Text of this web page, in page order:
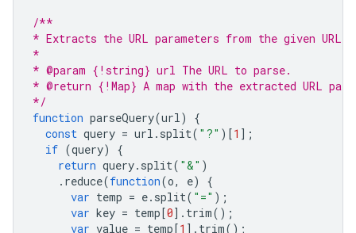
/**
* Extracts the URL parameters from the given URL.
*
* @param {!string} url The URL to parse.
* @return {!Map} A map with the extracted URL
*/
function parseQuery(url)
{
const query = url . split( "?" )[1 ];
if (query)
{
return query. split( "&" )
. reduce(function(o, e)
{
var temp = e. split( "=" );
var key = temp[0]. trim();
var value = temp[1 ]. trim();